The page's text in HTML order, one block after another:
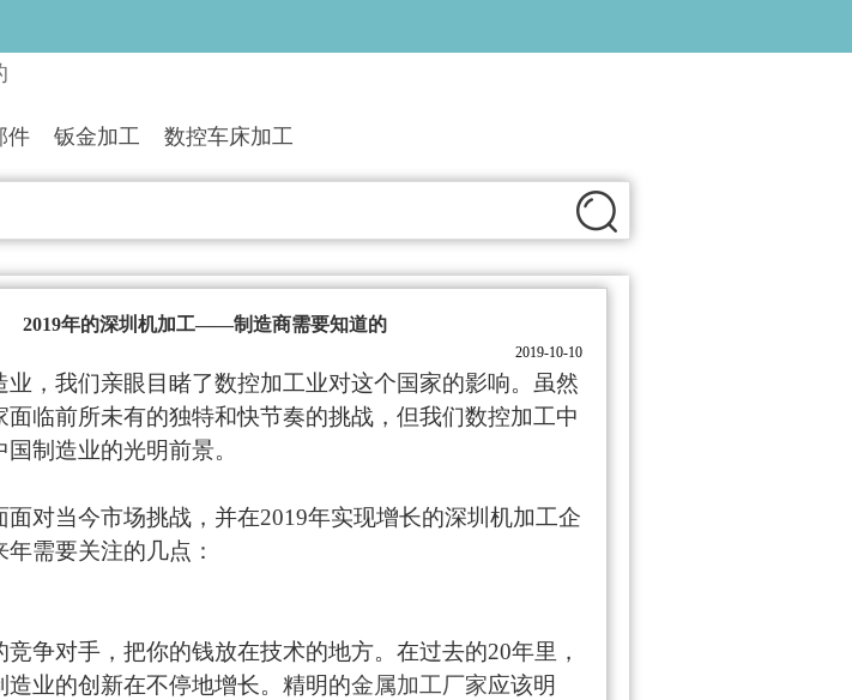
件 钣金加工 数控车床加工
2019年的深圳机加工——制造商需要知道的
2019-10-10
业，我们亲眼目睹了数控加工业对这个国家的影响。虽然
面临前所未有的独特和快节奏的挑战，但我们数控加工中
国制造业的光明前景。
面对当今市场挑战，并在2019年实现增长的深圳机加工企
需要关注的几点：
竞争对手，把你的钱放在技术的地方。在过去的20年里，
造业的创新在不停地增长。精明的金属加工厂家应该明